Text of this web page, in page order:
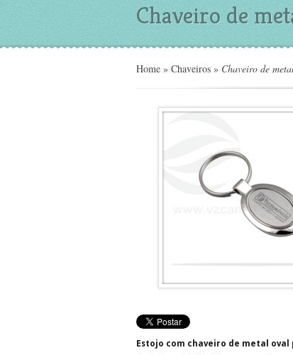
Chaveiro de
Home » Chaveiros » Chaveiro de
Estojo com chaveiro de metal